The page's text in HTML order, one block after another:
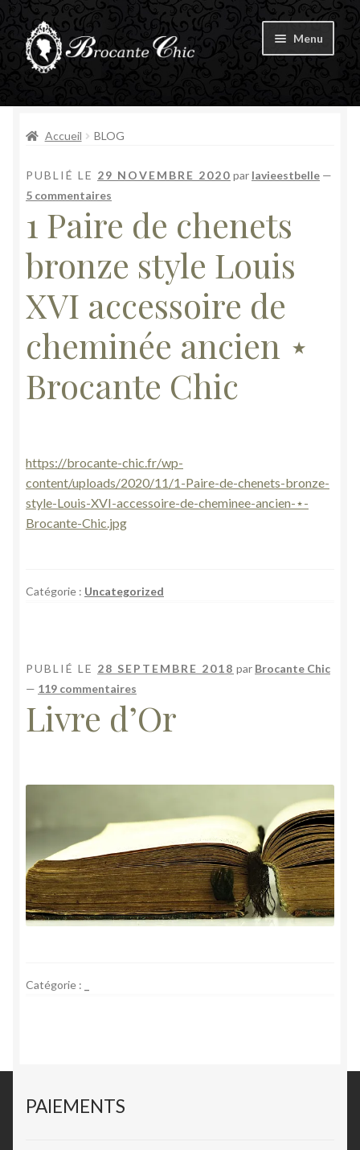
Aller
à
la
Aller
au
contenu
Menu
le
Tous les produits
menu
Livre d’Or
Contact
Mon compte
Accueil BLOG
PUBLIÉ LE 29 NOVEMBRE 2020 par lavieestbelle —
5 commentaires
1 Paire de chenets
bronze style Louis
XVI accessoire de
cheminée ancien ⋆
Brocante Chic
https://brocante-chic.fr/wp-
content/uploads/2020/11/1-Paire-de-chenets-bronze-
style-Louis-XVI-accessoire-de-cheminee-ancien-⋆-
Brocante-Chic.jpg
Catégorie : Uncategorized
PUBLIÉ LE 28 SEPTEMBRE 2018 par Brocante Chic
— 119 commentaires
Livre d’Or
Catégorie :
PAIEMENTS